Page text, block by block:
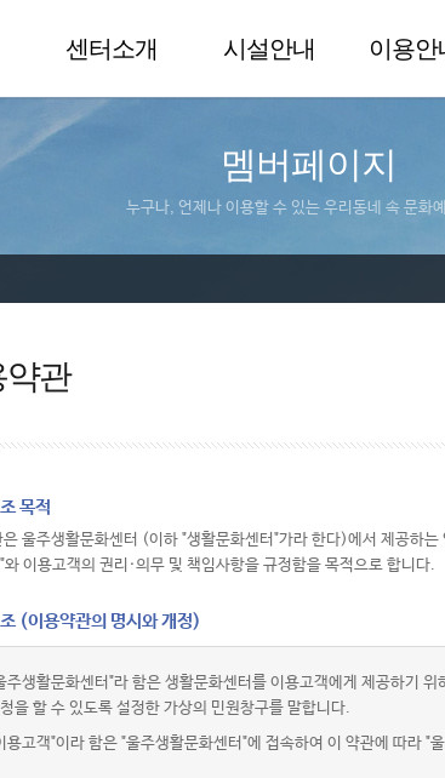
센터소개 시설안내 이용안
멤버페이지
누구나, 언제나 이용할 수 있는 우리동네 속 문화
약관
목적
은 울주생활문화센터 (이하 "생활문화센터"가라 한다)에서 제공하
와 이용고객의 권리·의무 및 책임사항을 규정함을 목적으로 합니다.
(이용약관의 명시와 개정)
주생활문화센터"라 함은 생활문화센터를 이용고객에게 제공하기
을 할 수 있도록 설정한 가상의 민원창구를 말합니다.
용고객"이라 함은 "울주생활문화센터"에 접속하여 이 약관에 따라 "